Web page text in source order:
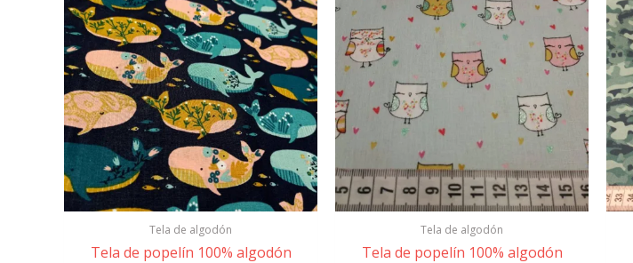
Tela de algodón
Tela de popelín 100% algodón
Tela de algodón
Tela de popelín 100% algodón